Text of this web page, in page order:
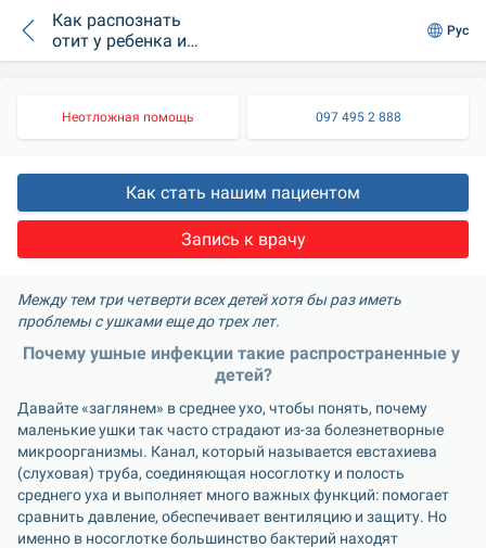
Как распознать
отит у ребенка и
как его
Рус
Неотложная помощь 097 495 2 888
Как стать нашим пациентом
Запись к врачу
Между тем три четверти всех детей хотя бы раз иметь
проблемы с ушками еще до трех лет.
Почему ушные инфекции такие распространенные у
детей?
Давайте «заглянем» в среднее ухо, чтобы понять, почему
маленькие ушки так часто страдают из-за болезнетворные
микроорганизмы. Канал, который называется евстахиева
(слуховая) труба, соединяющая носоглотку и полость
среднего уха и выполняет много важных функций: помогает
сравнить давление, обеспечивает вентиляцию и защиту. Но
именно в носоглотке большинство бактерий находят